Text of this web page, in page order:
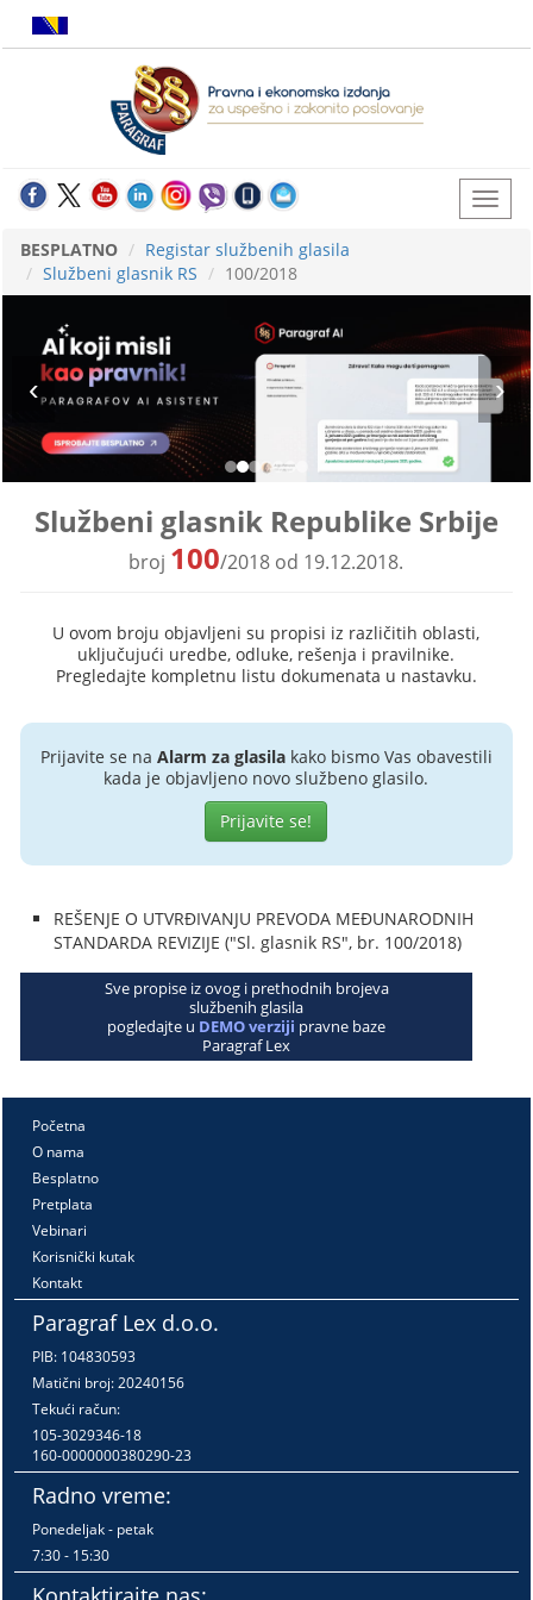
BESPLATNO
Registar službenih glasila
Službeni glasnik RS
100/2018
Službeni glasnik Republike Srbije
broj 100/2018 od 19.12.2018.
U ovom broju objavljeni su propisi iz različitih oblasti,
uključujući uredbe, odluke, rešenja i pravilnike.
Pregledajte kompletnu listu dokumenata u nastavku.
Prijavite se na Alarm za glasilakako bismo Vas obavestili
kada je objavljeno novo službeno glasilo.
Prijavite se!
REŠENJE O UTVRĐIVANJU PREVODA MEĐUNARODNIH
STANDARDA REVIZIJE ("Sl. glasnik RS", br. 100/2018)
Sve propise iz ovog i prethodnih brojeva
službenih glasila
pogledajte u DEMO verziji pravne baze
Paragraf Lex
Početna
O nama
Besplatno
Pretplata
Vebinari
Korisnički kutak
Kontakt
Paragraf Lex d.o.o.
PIB: 104830593
Matični broj: 20240156
Tekući račun:
105-3029346-18
160-0000000380290-23
Radno vreme:
Ponedeljak - petak
7:30 - 15:30